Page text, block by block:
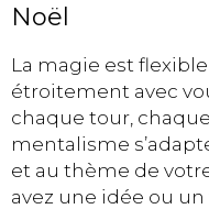
Noël
La magie est
étroitement avec
chaque tour,
mentalisme
et au thème de
avez une idée ou